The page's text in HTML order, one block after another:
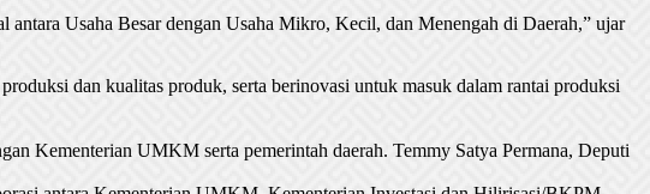
Usaha Besar dengan Usaha Mikro, Kecil, dan Menengah di Daerah,” ujar
dan kualitas produk, serta berinovasi untuk masuk dalam rantai produksi
Kementerian UMKM serta pemerintah daerah. Temmy Satya Permana, Deputi